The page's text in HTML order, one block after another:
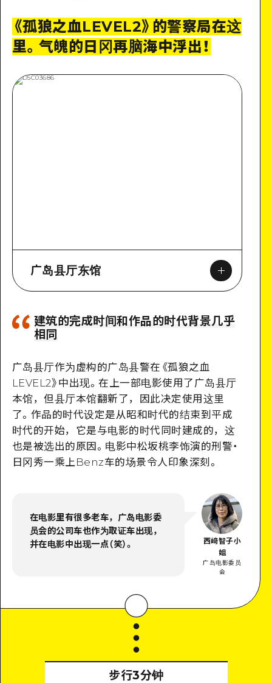
《孤狼之血LEVEL2》的警察局在这
里。气魄的日冈再脑海中浮出！
广岛县厅东馆
Google Maps
建筑的完成时间和作品的时代背景几乎
相同
广岛县厅作为虚构的广岛县警在《孤狼之血
LEVEL2》中出现。在上一部电影使用了广岛县厅
本馆，但县厅本馆翻新了，因此决定使用这里
了。作品的时代设定是从昭和时代的结束到平成
时代的开始，它是与电影的时代同时建成的，这
也是被选出的原因。电影中松坂桃李饰演的刑警・
日冈秀一乘上Benz车的场景令人印象深刻。
西﨑智子小
姐
广岛电影委员
会
在电影里有很多老车，广岛电影委
员会的公司车也作为取证车出现，
并在电影中出现一点（笑）。
步行3分钟